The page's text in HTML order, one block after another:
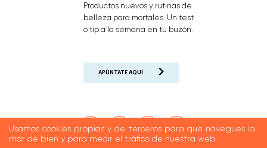
Productos nuevos y rutinas de
belleza para mortales. Un test
o tip a la semana en tu buzón.
APÚNTATE AQUÍ
Usamos cookies propias y de terceros para que navegues la
mar de bien y para medir el tráfico de nuestra web.